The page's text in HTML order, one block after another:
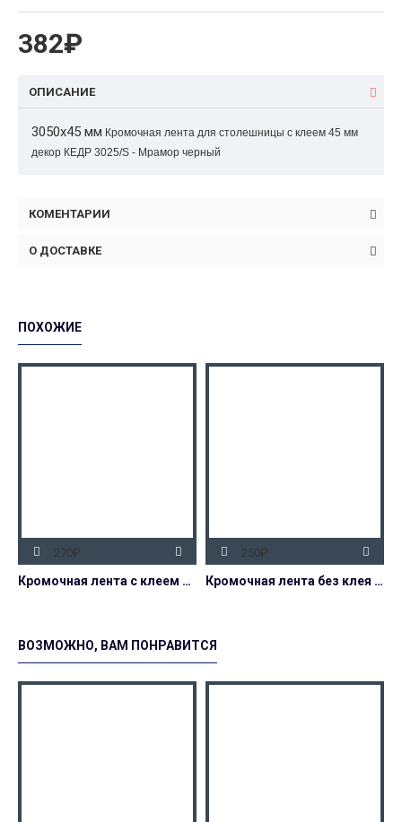
382₽
ОПИСАНИЕ
3050x45 мм Кромочная лента для столешницы с клеем 45 мм
декор КЕДР 3025/S - Мрамор черный
КОМЕНТАРИИ
О ДОСТАВКЕ
ПОХОЖИЕ
Кромочная лента с клеем 32 мм
270₽
Кромочная лента без клея (вставка) 32 мм
250₽
ВОЗМОЖНО, ВАМ ПОНРАВИТСЯ